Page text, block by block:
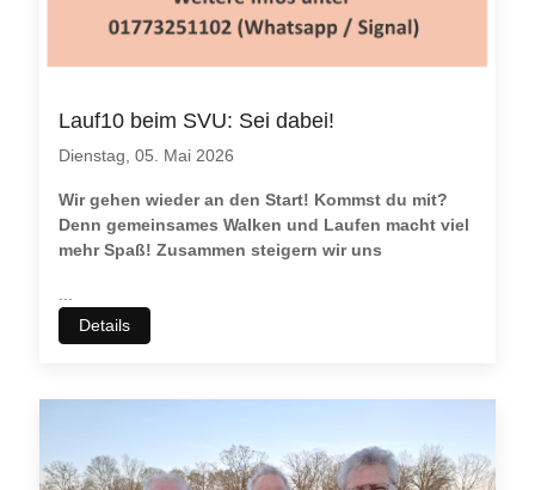
Lauf10 beim SVU: Sei dabei!
Dienstag, 05. Mai 2026
Wir gehen wieder an den Start! Kommst du mit?
Denn gemeinsames Walken und Laufen macht viel
mehr Spaß! Zusammen steigern wir uns
...
Details